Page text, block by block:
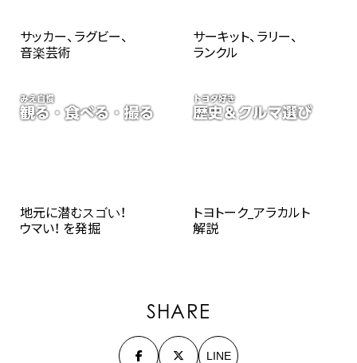
サッカー、ラグビー、
音楽芸術
サーキット、ラリー、
ランクル
地元に潜むスゴい！
ウマい！ を発掘
トヨトーク_アラカルト
解説
SHARE
LINE